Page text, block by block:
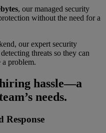
, our managed security
without the need for a
our expert security
threats so they can
a problem.
hassle—a
needs.
Response